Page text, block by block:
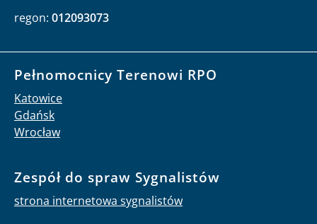
regon: 012093073
Pełnomocnicy Terenowi RPO
Katowice
Gdańsk
Wrocław
Zespół do spraw Sygnalistów
strona internetowa sygnalistów